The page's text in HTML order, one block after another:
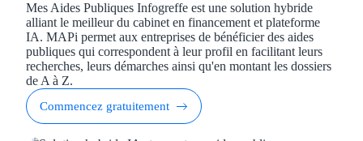
Mes Aides Publiques Infogreffe est une solution hybride
alliant le meilleur du cabinet en financement et plateforme
IA. MAPi permet aux entreprises de bénéficier des aides
publiques qui correspondent à leur profil en facilitant leurs
recherches, leurs démarches ainsi qu'en montant les dossiers
de A à Z.
Commencez gratuitement